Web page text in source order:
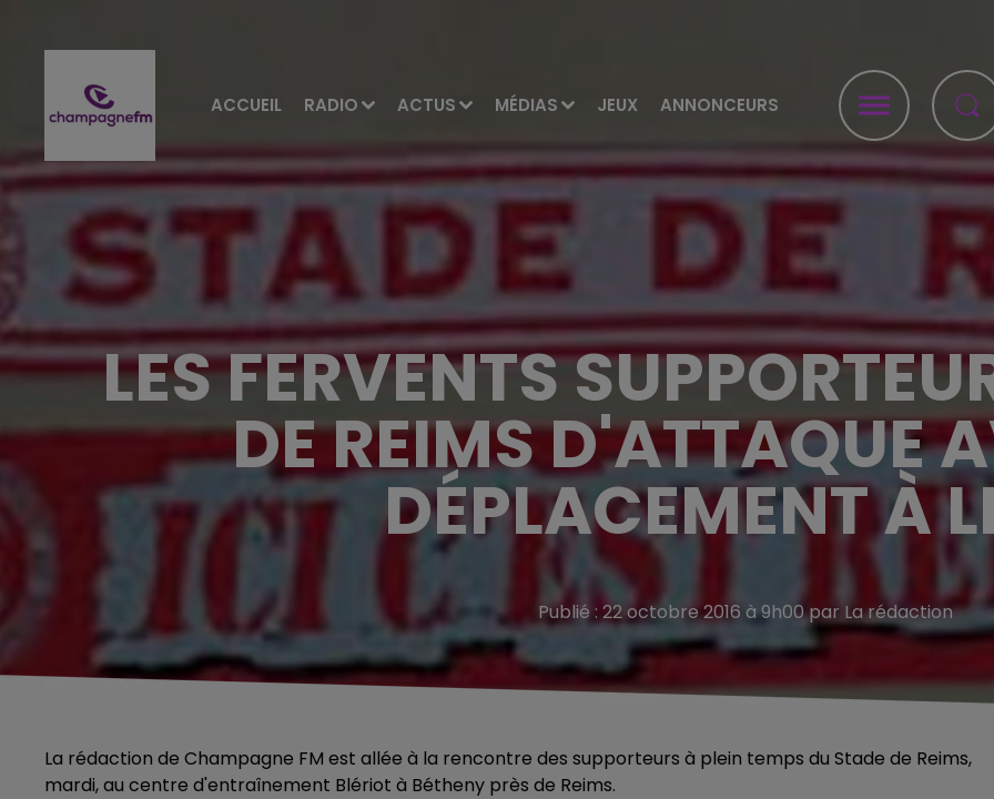
ACCUEIL RADIO ACTUS MÉDIAS JEUX ANNONCEURS
LES FERVENTS
DE REIMS D'ATTAQUE
DÉPLACEMENT À
Publié : 22 octobre 2016 à 9h00 par La rédaction
La rédaction de Champagne FM est allée à la rencontre des supporteurs à plein temps du Stade de Reims,
mardi, au centre d'entraînement Blériot à Bétheny près de Reims.